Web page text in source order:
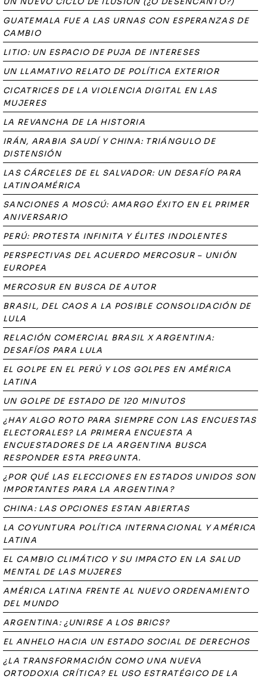
GUATEMALA FUE A LAS URNAS CON ESPERANZAS DE
CAMBIO
LITIO: UN ESPACIO DE PUJA DE INTERESES
UN LLAMATIVO RELATO DE POLÍTICA EXTERIOR
CICATRICES DE LA VIOLENCIA DIGITAL EN LAS
MUJERES
LA REVANCHA DE LA HISTORIA
IRÁN, ARABIA SAUDÍ Y CHINA: TRIÁNGULO DE
DISTENSIÓN
LAS CÁRCELES DE EL SALVADOR: UN DESAFÍO PARA
LATINOAMÉRICA
SANCIONES A MOSCÚ: AMARGO ÉXITO EN EL PRIMER
ANIVERSARIO
PERÚ: PROTESTA INFINITA Y ÉLITES INDOLENTES
PERSPECTIVAS DEL ACUERDO MERCOSUR – UNIÓN
EUROPEA
MERCOSUR EN BUSCA DE AUTOR
BRASIL, DEL CAOS A LA POSIBLE CONSOLIDACIÓN DE
LULA
RELACIÓN COMERCIAL BRASIL X ARGENTINA:
DESAFÍOS PARA LULA
EL GOLPE EN EL PERÚ Y LOS GOLPES EN AMÉRICA
LATINA
UN GOLPE DE ESTADO DE 120 MINUTOS
¿HAY ALGO ROTO PARA SIEMPRE CON LAS ENCUESTAS
ELECTORALES? LA PRIMERA ENCUESTA A
ENCUESTADORES DE LA ARGENTINA BUSCA
RESPONDER ESTA PREGUNTA.
¿POR QUÉ LAS ELECCIONES EN ESTADOS UNIDOS SON
IMPORTANTES PARA LA ARGENTINA?
CHINA: LAS OPCIONES ESTAN ABIERTAS
LA COYUNTURA POLÍTICA INTERNACIONAL Y AMÉRICA
LATINA
EL CAMBIO CLIMÁTICO Y SU IMPACTO EN LA SALUD
MENTAL DE LAS MUJERES
AMÉRICA LATINA FRENTE AL NUEVO ORDENAMIENTO
DEL MUNDO
ARGENTINA: ¿UNIRSE A LOS BRICS?
EL ANHELO HACIA UN ESTADO SOCIAL DE DERECHOS
¿LA TRANSFORMACIÓN COMO UNA NUEVA
ORTODOXIA CRÍTICA? EL USO ESTRATÉGICO DE LA